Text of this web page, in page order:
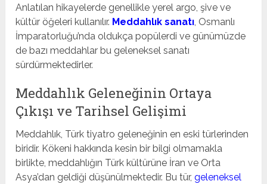
Anlatılan hikayelerde genellikle yerel argo, şive ve
kültür öğeleri kullanılır. Meddahlık sanatı, Osmanlı
İmparatorluğu’nda oldukça popülerdi ve günümüzde
de bazı meddahlar bu geleneksel sanatı
sürdürmektedirler.
Meddahlık Geleneğinin Ortaya
Çıkışı ve Tarihsel Gelişimi
Meddahlık, Türk tiyatro geleneğinin en eski türlerinden
biridir. Kökeni hakkında kesin bir bilgi olmamakla
birlikte, meddahlığın Türk kültürüne İran ve Orta
Asya’dan geldiği düşünülmektedir. Bu tür,geleneksel